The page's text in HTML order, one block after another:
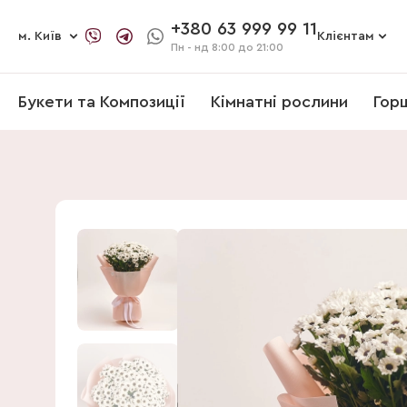
м. Київ +380 63 999 99 11
Пн - нд 8:00 до 21:00
Клієнтам
Букети та Композиції Кімнатні рослини